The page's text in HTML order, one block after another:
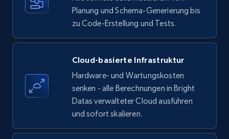
35.2K+ 5.7K+ Gratis testen
Amazon products - find products by using
upc numbers
Title, Seller name, Brand, Description, Initial
price, Currency, Availability, Reviews count, and
Planung und Schema-Generierung bis
zu Code-Erstellung und Tests.
Cloud-basierte Infrastruktur
Hardware- und Wartungskosten
senken - alle Berechnungen in Bright
Datas verwalteter Cloud ausführen
und sofort skalieren.